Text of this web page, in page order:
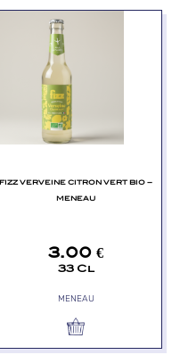
FIZZ VERVEINE CITRON VERT BIO –
MENEAU
3.00 €
33 Cl
MENEAU